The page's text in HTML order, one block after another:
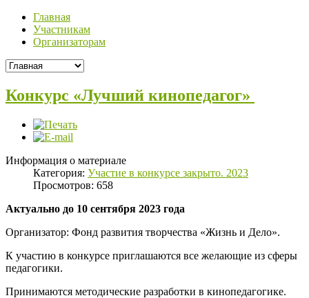
Главная
Участникам
Организаторам
Конкурс «Лучший кинопедагог»
Информация о материале
Категория: Участие в конкурсе закрыто. 2023
Просмотров: 658
Актуально до 10 сентября 2023 года
Организатор: Фонд развития творчества «Жизнь и Дело».
К участию в конкурсе приглашаются все желающие из сферы
педагогики.
Принимаются методические разработки в кинопедагогике.